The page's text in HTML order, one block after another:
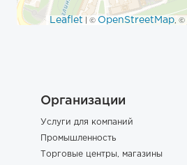
Leaflet | © OpenStreetMap, ©
Организации
Услуги для компаний
Промышленность
Торговые центры, магазины